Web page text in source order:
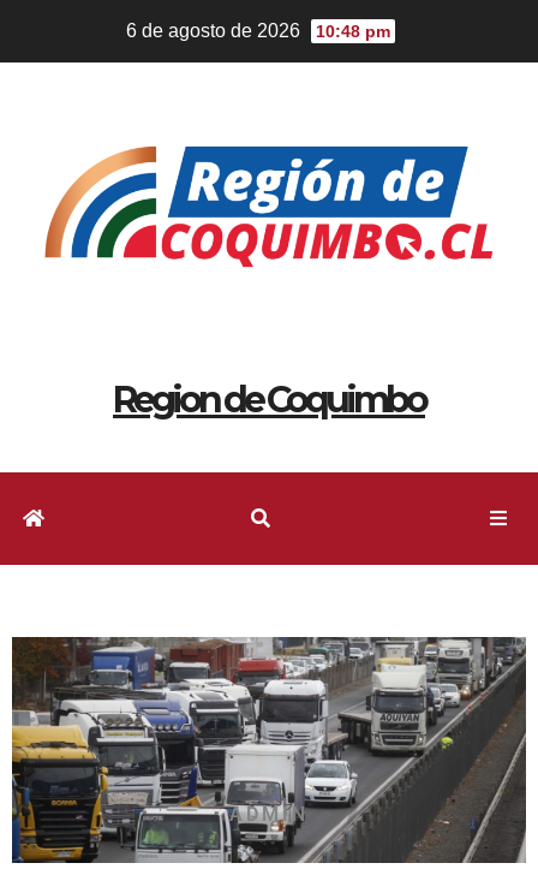
6 de agosto de 2026 10:48 pm
Region de Coquimbo
ADMIN